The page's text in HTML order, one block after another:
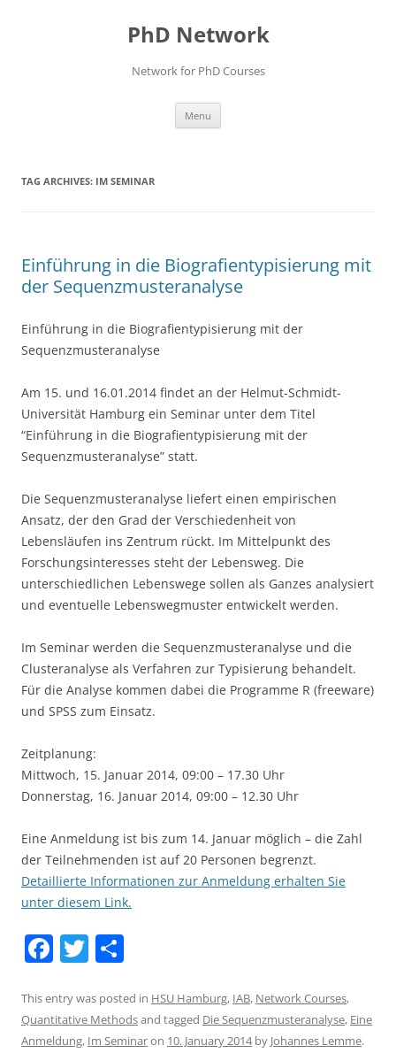
PhD Network
Network for PhD Courses
Menu
TAG ARCHIVES: IM SEMINAR
Einführung in die Biografientypisierung mit
der Sequenzmusteranalyse
Einführung in die Biografientypisierung mit der
Sequenzmusteranalyse
Am 15. und 16.01.2014 findet an der Helmut-Schmidt-
Universität Hamburg ein Seminar unter dem Titel
“Einführung in die Biografientypisierung mit der
Sequenzmusteranalyse” statt.
Die Sequenzmusteranalyse liefert einen empirischen
Ansatz, der den Grad der Verschiedenheit von
Lebensläufen ins Zentrum rückt. Im Mittelpunkt des
Forschungsinteresses steht der Lebensweg. Die
unterschiedlichen Lebenswege sollen als Ganzes analysiert
und eventuelle Lebenswegmuster entwickelt werden.
Im Seminar werden die Sequenzmusteranalyse und die
Clusteranalyse als Verfahren zur Typisierung behandelt.
Für die Analyse kommen dabei die Programme R (freeware)
und SPSS zum Einsatz.
Zeitplanung:
Mittwoch, 15. Januar 2014, 09:00 – 17.30 Uhr
Donnerstag, 16. Januar 2014, 09:00 – 12.30 Uhr
Eine Anmeldung ist bis zum 14. Januar möglich – die Zahl
der Teilnehmenden ist auf 20 Personen begrenzt.
Detaillierte Informationen zur Anmeldung erhalten Sie
unter diesem Link.
F
c
e
T
itt
er
ar
e
This entry was posted in HSU Hamburg, IAB, Network Courses,
Quantitative Methodsand tagged Die Sequenzmusteranalyse, Eine
Anmeldung, Im Seminaron 10. January 2014by Johannes Lemme.